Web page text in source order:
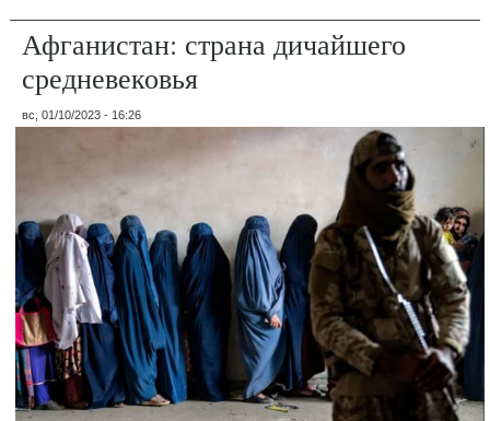
Афганистан: страна дичайшего
средневековья
вс, 01/10/2023 - 16:26